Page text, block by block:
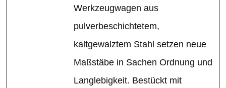
Werkzeugwagen aus
pulverbeschichtetem,
kaltgewalztem Stahl setzen neue
Maßstäbe in Sachen Ordnung und
Langlebigkeit. Bestückt mit